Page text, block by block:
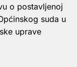
o postavljenoj
suda u
uprave